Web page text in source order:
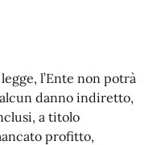
l’Ente non potrà
danno indiretto,
a titolo
profitto,